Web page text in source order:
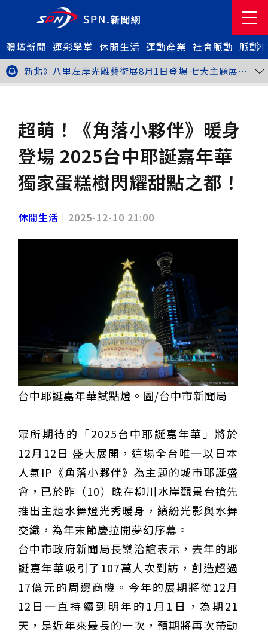
體壇新聞 運彩學堂 休閒生活 運動產業 社會脈動 脈動
金牌搖籃驚傳「球荒」！江啟臣偕運彩公會挺萬和國
中，捐贈 1800 顆羽球助小將 4 月全中運奪金
台中》15分鐘的診療，13年的堅持！ 中山醫大牙醫系
跨海義診13年
新北》八里左岸光雕藝術展8月1日登場 七大主題展區
打造夏夜光影盛宴
台中》中聯油脂案釀全民恐慌 議員張芬郁質詢轟食安稽
適圈」祕笈
台中》食安風暴擴大 中彰投苗縣市長參選人提「食安聯
防治理平台」等3主張
台中》中山醫大攜手新創登陸亞洲生技展 發表「微奈米
眼用鏡片」等13項臨床研發技術
高雄》啟用近30年迎來外觀與結構重塑 高雄旗津輪渡
站改造完工啟用
縮短藥效等待期！中山附醫引進速效抗憂鬱鼻噴劑 24
小時內見效、助重症患者重返社會
台北》首創水資源循環教育園區 民生水資再生廠環教館
正式啟用
專題人物》我不是會長，是歐巴桑！」穆閩珠自掏腰包
台中》中捷聯名VTuber活動告捷 首5日運量增24%周
THE世界大學影響力排名公佈 中山醫大SDG3獲全球第
23名、全台醫學大學第3名
桃園市籌備115年全民運動會 體育局：預計9月前完成
2026年金星最佳觀賞期將至 週五日落後仰角達全年最
台中》中山醫大響應「30+大學計畫」 推出餐飲經營與
三星伴月聯手金星近鬼宿星團 端午連假西方低空上演天
台中》端午節前勞累驚覺單側無力 攤商「亞急性腦出
血」醫籲三徵兆速就醫
台中》跨越萬里深耕20年 中山附醫協助吐瓦魯建置首
世足》姆巴佩梅開二度破隊史紀錄 法國3比1擊敗塞內
加爾奪世界盃開門紅
搶攻端午連假人潮 臺北天文館推銀河特展與免費劇場搶
客
台中》萬豐國小奪少棒全國冠軍 赴美參賽盼各界正視
500萬經費缺口
蕭美琴視察帛琉Malakal島開發計畫 盼深化台帛水產與
醫療合作
婦人眼角冒水皰確診帶狀皰疹 臺中醫院跨科即時診治化
解失明與腦炎危機
參山處「梨山原民歌舞與工藝體驗」6月登場 結合永續
器人」月省醫護120公里步程
台北》污水廠變身都市綠洲！內湖運動公園全新戲水區
盛大開放 智慧預約環教體驗
嘉義》搶攻端午親子商機！嘉義縣推「沉浸式角色扮
演」 邀學童化身小海盜、建築職人全台放電
阿里山精品咖啡香 成為端午與暑假深度旅遊新亮點
臺中甩「六都第一胖」稱號！「2026台中星燃計畫」啟
動 祭150萬獎金邀市民健康減重
跨界解密「健康一體」 科博館、國衛院特展登場 手機
化身探險工具自主解謎
活潑親切打破失智框架！日王牌業務丹野智文抗病13
年，靠「第二大腦」獨自來台分享生命淚水
國際保育盛事首移師亞洲 Joint TAG全球專家會議臺北
登場
綠營中投參選人合體 拋「中投新市鎮」 交通與醫療跨
域治理成焦點
夜市變廟會！山邊媽、旱溪媽、大庄媽三媽首度齊巡逢
甲 萬人爭躦轎底響徹夜空
MLB》鄧愷威6局飆6K完封小熊奪第3勝！宰制力複製
「王建民建仔旋風」引爆世代傳承鐵觀音節政大登場 結合大文山友善食農與地方創生
臺德技職教育深層對話！德國Walther Rathenau師生
造訪大安高工 體驗端午文化與前瞻工業實作
迎端午、抗酷暑！臺中盛夏水域系列活動本周六起兩地
課堂搬到菜市場！北市13校「游於藝」成果展 導覽小
尖兵用藝術「說」出千年風俗
20年淬鍊！貓空纜車運量突破4,000萬人次 「天空綠
洲」成國際打卡新地標
熊鷹羽毛與保育的兩難！金甌女中師生齊聚《飛吧！熊
超萌！《角落小夥伴》暖身
登場 2025台中耶誕嘉年華
獨家蛋糕樹閃耀甜點之都！
休閒生活 | 2025-12-10 21:00
台中耶誕嘉年華試點燈。圖/台中市新聞局
眾所期待的「2025台中耶誕嘉年華」將於
12月12日 盛大展開，這場全台唯一以日本
人氣IP《角落小夥伴》為主題的城市耶誕盛
會，已於昨（10）晚在柳川水岸觀景台搶先
推出主題水舞燈光秀暖身，繽紛光影與水舞
交織，為年末節慶拉開夢幻序幕。
台中市政府新聞局長欒治誼表示，去年的耶
誕嘉年華吸引了107萬人次到訪，創造超過
17億元的周邊商機。今年的展期將從12月
12日一直持續到明年的1月1日，為期21
天，是近年來最長的一次，預期將再次帶動